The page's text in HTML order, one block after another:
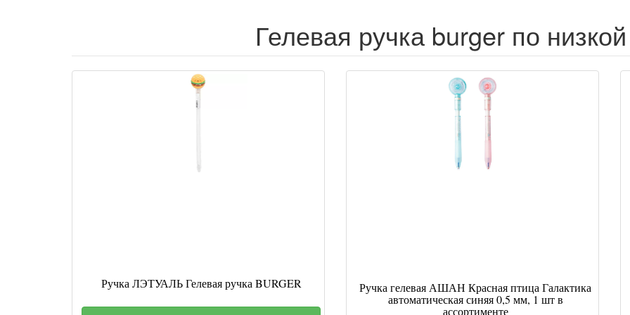
Гелевая ручка burger по
Ручка ЛЭТУАЛЬ Гелевая ручка BURGER
Ручка гелевая АШАН Красная птица Галактика
автоматическая синяя 0,5 мм, 1 шт в
ассортименте